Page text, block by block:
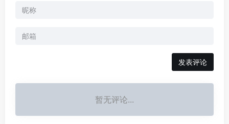
发表评论
暂无评论...